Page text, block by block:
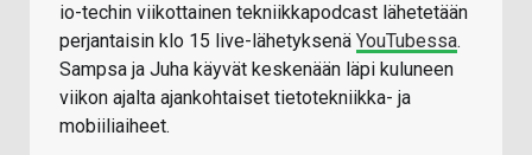
io-techin viikottainen tekniikkapodcast lähetetään
perjantaisin klo 15 live-lähetyksenä YouTubessa.
Sampsa ja Juha käyvät keskenään läpi kuluneen
viikon ajalta ajankohtaiset tietotekniikka- ja
mobiiliaiheet.